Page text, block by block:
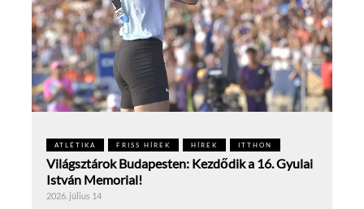
ATLÉTIKA FRISS HÍREK HÍREK ITTHON
Világsztárok Budapesten: Kezdődik a 16. Gyulai
István Memorial!
2026. július 14